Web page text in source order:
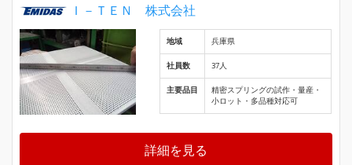
Ｉ－ＴＥＮ 株式会社
地域 兵庫県
社員数 37人
主要品目
精密スプリングの試作・量産・
小ロット・多品種対応可
詳細を見る